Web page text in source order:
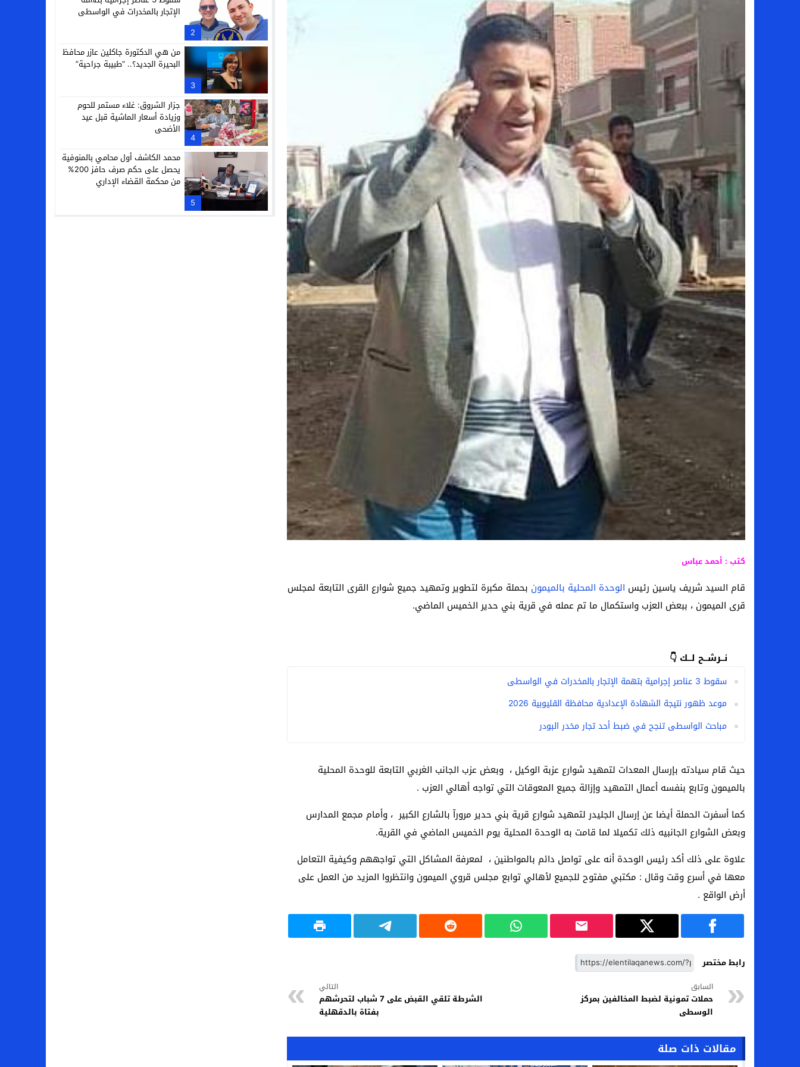
سامو كوستا في معسكر النصر السعودي.. هل انتهت أزمة العالمي المالية؟
إنهاء تعاقد سيف الدين الجزيري مع الزمالك رسميًا
من هي لوز مينديز زوجة إبراهيم دياز بعد خطفها للأنظار؟
الموصل العراقي يعلن ضم المهاجم يوسف أسامة نبيه
كتب : أحمد عباس
قام السيد شريف ياسين رئيس الوحدة المحلية بالميمون بحملة مكبرة لتطوير وتمهيد جميع شوارع القرى التابعة لمجلس
قرى الميمون ، ببعض العزب واستكمال ما تم عمله في قرية بني حدير الخميس الماضي.
نــرشــح لــك 👇
سقوط 3 عناصر إجرامية بتهمة الإتجار بالمخدرات في الواسطى
موعد ظهور نتيجة الشهادة الإعدادية محافظة القليوبية 2026
مباحث الواسطى تنجح في ضبط أحد تجار مخدر البودر
حيث قام سيادته بإرسال المعدات لتمهيد شوارع عزبة الوكيل ، وبعض عزب الجانب الغربي التابعة للوحدة المحلية
بالميمون وتابع بنفسه أعمال التمهيد وإزالة جميع المعوقات التي تواجه أهالي العزب .
كما أسفرت الحملة أيضا عن إرسال الجليدر لتمهيد شوارع قرية بني حدير مرورآ بالشارع الكبير ، وأمام مجمع المدارس
وبعض الشوارع الجانبيه ذلك تكميلا لما قامت به الوحدة المحلية يوم الخميس الماضي في القرية.
علاوة على ذلك أكد رئيس الوحدة أنه على تواصل دائم بالمواطنين ، لمعرفة المشاكل التي تواجههم وكيفية التعامل
معها في أسرع وقت وقال : مكتبي مفتوح للجميع لأهالي توابع مجلس قروي الميمون وانتظروا المزيد من العمل على
أرض الواقع .
رابط مختصر
السابق
حملات تمونية لضبط المخالفين بمركز
الوسطى
التالي
الشرطة تلقي القبض على 7 شباب لتحرشهم
بفتاة بالدقهلية
مقالات ذات صلة
2
الإتجار بالمخدرات في الواسطى
3
من هي الدكتورة جاكلين عازر محافظ
البحيرة الجديد؟.. “طبيبة جراحية”
4
جزار الشروق: غلاء مستمر للحوم
وزيادة أسعار الماشية قبل عيد
الأضحى
5
محمد الكاشف أول محامي بالمنوفية
يحصل على حكم صرف حافز 200%
من محكمة القضاء الإداري